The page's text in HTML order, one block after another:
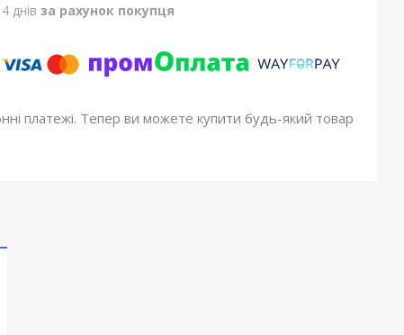
днів за рахунок покупця
платежі. Тепер ви можете купити будь-який товар